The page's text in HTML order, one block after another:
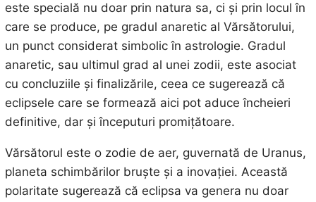
este specială nu doar prin natura sa, ci și prin locul în
care se produce, pe gradul anaretic al Vărsătorului,
un punct considerat simbolic în astrologie. Gradul
anaretic, sau ultimul grad al unei zodii, este asociat
cu concluziile și finalizările, ceea ce sugerează că
eclipsele care se formează aici pot aduce încheieri
definitive, dar și începuturi promițătoare.
Vărsătorul este o zodie de aer, guvernată de Uranus,
planeta schimbărilor bruște și a inovației. Această
polaritate sugerează că eclipsa va genera nu doar